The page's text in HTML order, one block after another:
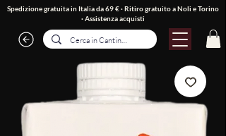
Spedizione gratuita in Italia da 69 € · Ritiro gratuito a Noli e Torino
·Assistenza acquisti